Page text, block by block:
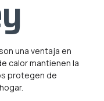
una ventaja en
calor mantienen la
protegen de